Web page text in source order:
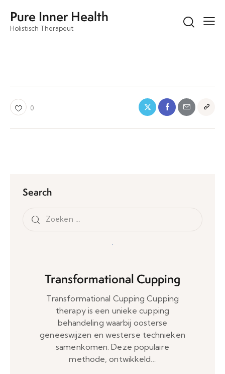
Pure Inner Health
Holistisch Therapeut
0
Search
Transformational Cupping
Transformational Cupping Cupping
therapy is een unieke cupping
behandeling waarbij oosterse
geneeswijzen en westerse technieken
samenkomen. Deze populaire
methode, ontwikkeld…